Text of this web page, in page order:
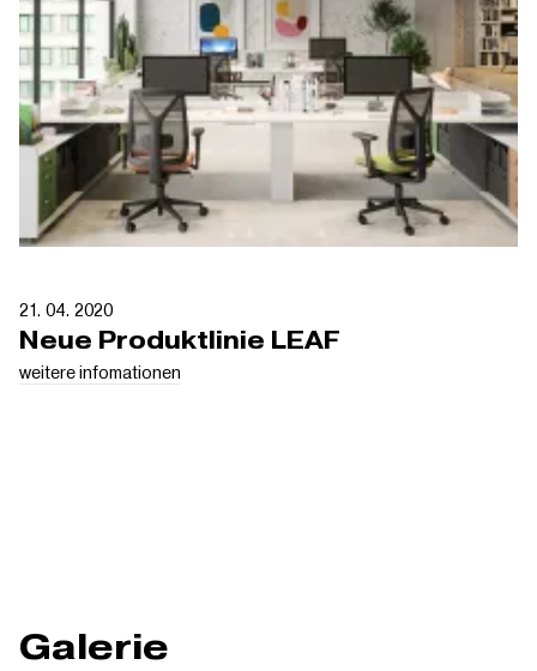
21. 04. 2020
Neue Produktlinie LEAF
weitere infomationen
Galerie